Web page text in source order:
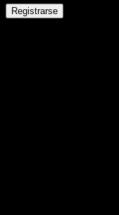
Registrarse